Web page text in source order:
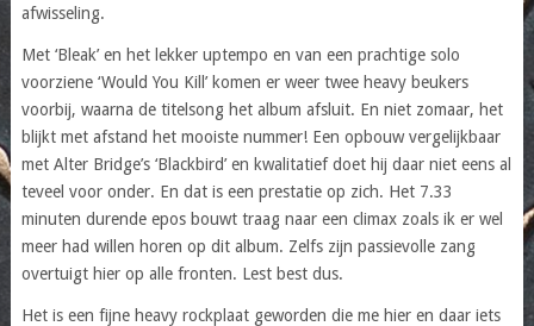
afwisseling.
Met ‘Bleak’ en het lekker uptempo en van een prachtige solo
voorziene ‘Would You Kill’ komen er weer twee heavy beukers
voorbij, waarna de titelsong het album afsluit. En niet zomaar, het
blijkt met afstand het mooiste nummer! Een opbouw vergelijkbaar
met Alter Bridge’s ‘Blackbird’ en kwalitatief doet hij daar niet eens al
teveel voor onder. En dat is een prestatie op zich. Het 7.33
minuten durende epos bouwt traag naar een climax zoals ik er wel
meer had willen horen op dit album. Zelfs zijn passievolle zang
overtuigt hier op alle fronten. Lest best dus.
Het is een fijne heavy rockplaat geworden die me hier en daar iets